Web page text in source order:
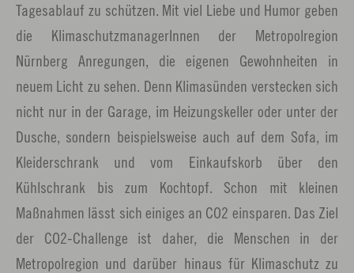
Tagesablauf zu schützen. Mit viel Liebe und Humor geben
die KlimaschutzmanagerInnen der Metropolregion
Nürnberg Anregungen, die eigenen Gewohnheiten in
neuem Licht zu sehen. Denn Klimasünden verstecken sich
nicht nur in der Garage, im Heizungskeller oder unter der
Dusche, sondern beispielsweise auch auf dem Sofa, im
Kleiderschrank und vom Einkaufskorb über den
Kühlschrank bis zum Kochtopf. Schon mit kleinen
Maßnahmen lässt sich einiges an CO2 einsparen. Das Ziel
der CO2-Challenge ist daher, die Menschen in der
Metropolregion und darüber hinaus für Klimaschutz zu